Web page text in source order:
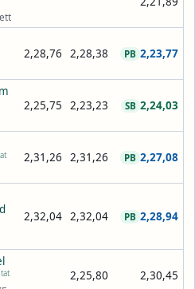
2,28,76 2,28,38 2,23,77
PB
2,25,75 2,23,23 2,24,03
SB
2,31,26 2,31,26 2,27,08
PB
2,32,04 2,32,04 2,28,94
PB
2,25,80 2,30,45